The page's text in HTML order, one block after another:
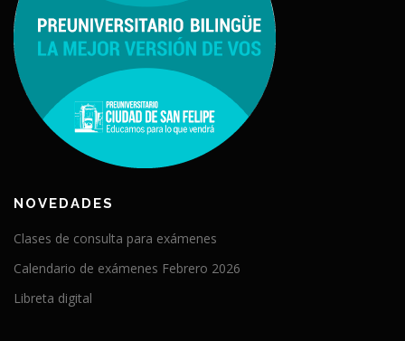
NOVEDADES
Clases de consulta para exámenes
Calendario de exámenes Febrero 2026
Libreta digital